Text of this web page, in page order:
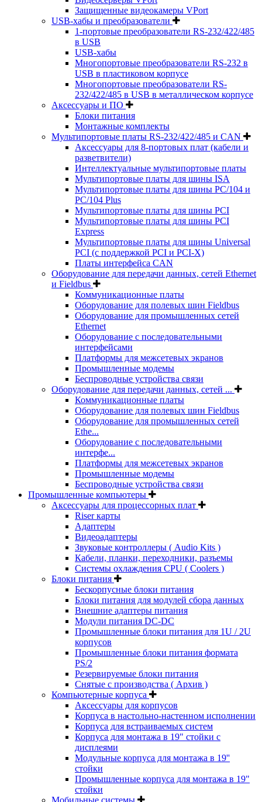
Защищенные видеокамеры VPort
USB-хабы и преобразователи
1-портовые преобразователи RS-232/422/485
в USB
USB-хабы
Многопортовые преобразователи RS-232 в
USB в пластиковом корпусе
Многопортовые преобразователи RS-
232/422/485 в USB в металлическом корпусе
Аксессуары и ПО
Блоки питания
Монтажные комплекты
Мультипортовые платы RS-232/422/485 и CAN
Аксессуары для 8-портовых плат (кабели и
разветвители)
Интеллектуальные мультипортовые платы
Мультипортовые платы для шины ISA
Мультипортовые платы для шины PC/104 и
PC/104 Plus
Мультипортовые платы для шины PCI
Мультипортовые платы для шины PCI
Express
Мультипортовые платы для шины Universal
PCI (с поддержкой PCI и PCI-X)
Платы интерфейса CAN
Оборудование для передачи данных, сетей Ethernet
и Fieldbus
Коммуникационные платы
Оборудование для полевых шин Fieldbus
Оборудование для промышленных сетей
Ethernet
Оборудование с последовательными
интерфейсами
Платформы для межсетевых экранов
Промышленные модемы
Беспроводные устройства связи
Оборудование для передачи данных, сетей ...
Коммуникационные платы
Оборудование для полевых шин Fieldbus
Оборудование для промышленных сетей
Ethe...
Оборудование с последовательными
интерфе...
Платформы для межсетевых экранов
Промышленные модемы
Беспроводные устройства связи
Промышленные компьютеры
Аксессуары для процессорных плат
Riser карты
Адаптеры
Видеоадаптеры
Звуковые контроллеры ( Audio Kits )
Кабели, планки, переходники, разъемы
Системы охлаждения CPU ( Coolers )
Блоки питания
Бескорпусные блоки питания
Блоки питания для модулей сбора данных
Внешние адаптеры питания
Модули питания DC-DC
Промышленные блоки питания для 1U / 2U
корпусов
Промышленные блоки питания формата
PS/2
Резервируемые блоки питания
Снятые с производства ( Архив )
Компьютерные корпуса
Аксессуары для корпусов
Корпуса в настольно-настенном исполнении
Корпуса для встраиваемых систем
Корпуса для монтажа в 19" стойки с
дисплеями
Модульные корпуса для монтажа в 19''
стойки
Промышленные корпуса для монтажа в 19"
стойки
Мобильные системы